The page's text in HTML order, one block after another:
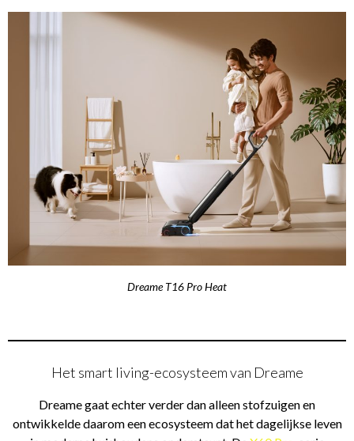
Dreame T16 Pro Heat
Het smart living-ecosysteem van Dreame
Dreame gaat echter verder dan alleen stofzuigen en
ontwikkelde daarom een ecosysteem dat het dagelijkse leven